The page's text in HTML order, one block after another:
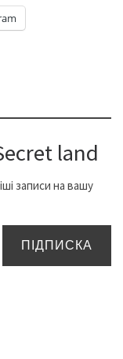
land
записи на вашу
ПІДПИСКА